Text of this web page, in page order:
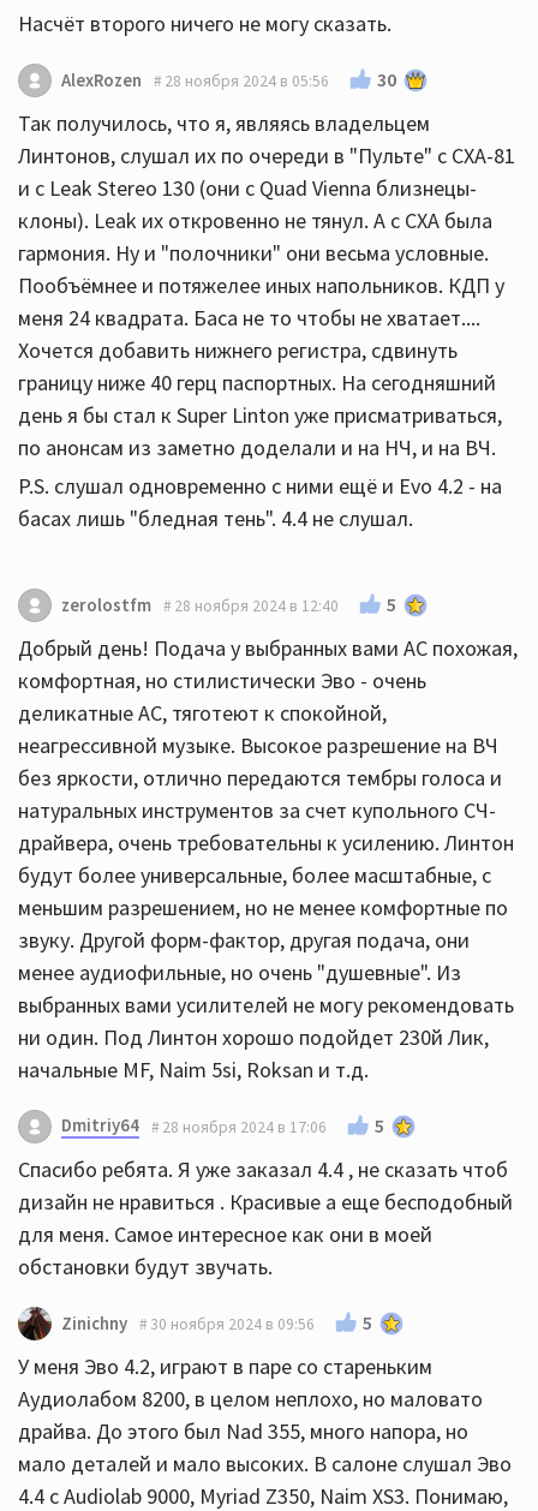
Насчёт второго ничего не могу сказать.
AlexRozen 28 ноября 2024 в 05:56 30
Так получилось, что я, являясь владельцем
Линтонов, слушал их по очереди в "Пульте" с CXA-81
и с Leak Stereo 130 (они с Quad Vienna близнецы-
клоны). Leak их откровенно не тянул. А с CXA была
гармония. Ну и "полочники" они весьма условные.
Пообъёмнее и потяжелее иных напольников. КДП у
меня 24 квадрата. Баса не то чтобы не хватает....
Хочется добавить нижнего регистра, сдвинуть
границу ниже 40 герц паспортных. На сегодняшний
день я бы стал к Super Linton уже присматриваться,
по анонсам из заметно доделали и на НЧ, и на ВЧ.
P.S. слушал одновременно с ними ещё и Evo 4.2 - на
басах лишь "бледная тень". 4.4 не слушал.
zerolostfm 28 ноября 2024 в 12:40 5
Добрый день! Подача у выбранных вами АС похожая,
комфортная, но стилистически Эво - очень
деликатные АС, тяготеют к спокойной,
неагрессивной музыке. Высокое разрешение на ВЧ
без яркости, отлично передаются тембры голоса и
натуральных инструментов за счет купольного СЧ-
драйвера, очень требовательны к усилению. Линтон
будут более универсальные, более масштабные, с
меньшим разрешением, но не менее комфортные по
звуку. Другой форм-фактор, другая подача, они
менее аудиофильные, но очень "душевные". Из
выбранных вами усилителей не могу рекомендовать
ни один. Под Линтон хорошо подойдет 230й Лик,
начальные MF, Naim 5si, Roksan и т.д.
Dmitriy64 28 ноября 2024 в 17:06 5
Спасибо ребята. Я уже заказал 4.4 , не сказать чтоб
дизайн не нравиться . Красивые а еще бесподобный
для меня. Самое интересное как они в моей
обстановки будут звучать.
Zinichny 30 ноября 2024 в 09:56 5
У меня Эво 4.2, играют в паре со стареньким
Аудиолабом 8200, в целом неплохо, но маловато
драйва. До этого был Nad 355, много напора, но
мало деталей и мало высоких. В салоне слушал Эво
4.4 с Audiolab 9000, Myriad Z350, Naim XS3. Понимаю,